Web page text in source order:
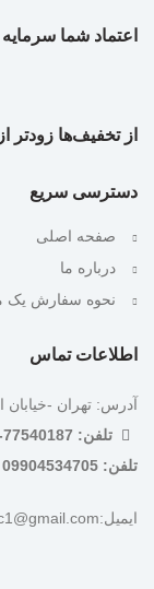
اعتماد شما
از تخفیف‌ها زودتر
دسترسی سریع
صفحه اصلی
درباره ما
نحوه سفارش یک
اطلاعات تماس
آدرس: تهران -خیابان اجاره دار-
تلفن: 77540187-021
تلفن: 09904534705
ایمیل:novingrafic1@gmail.com